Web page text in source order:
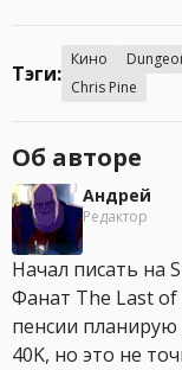
Тэги:
Кино
Chris Pine
Об авторе
Андрей
Редактор
Начал писать на
Фанат The Last of
пенсии планирую
40K, но это не